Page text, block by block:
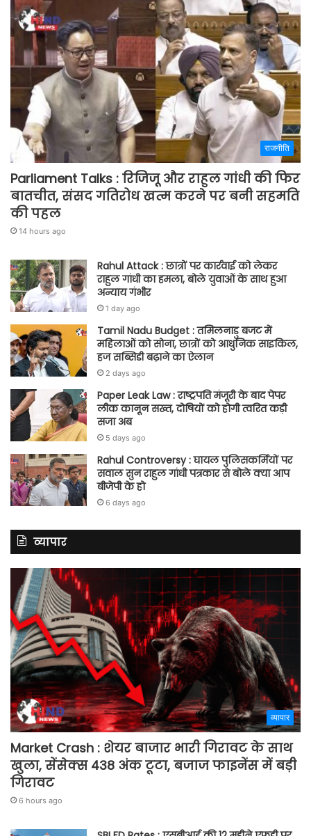
राजनीति
Parliament Talks : रिजिजू और राहुल गांधी की फिर
बातचीत, संसद गतिरोध खत्म करने पर बनी सहमति
की पहल
14 hours ago
Rahul Attack : छात्रों पर कार्रवाई को लेकर
राहुल गांधी का हमला, बोले युवाओं के साथ हुआ
अन्याय गंभीर
1 day ago
Tamil Nadu Budget : तमिलनाडु बजट में
महिलाओं को सोना, छात्रों को आधुनिक साइकिल,
हज सब्सिडी बढ़ाने का ऐलान
2 days ago
Paper Leak Law : राष्ट्रपति मंजूरी के बाद पेपर
लीक कानून सख्त, दोषियों को होगी त्वरित कड़ी
सजा अब
5 days ago
Rahul Controversy : घायल पुलिसकर्मियों पर
सवाल सुन राहुल गांधी पत्रकार से बोले क्या आप
बीजेपी के हो
6 days ago
व्यापार
व्यापार
Market Crash : शेयर बाजार भारी गिरावट के साथ
खुला, सेंसेक्स 438 अंक टूटा, बजाज फाइनेंस में बड़ी
गिरावट
6 hours ago